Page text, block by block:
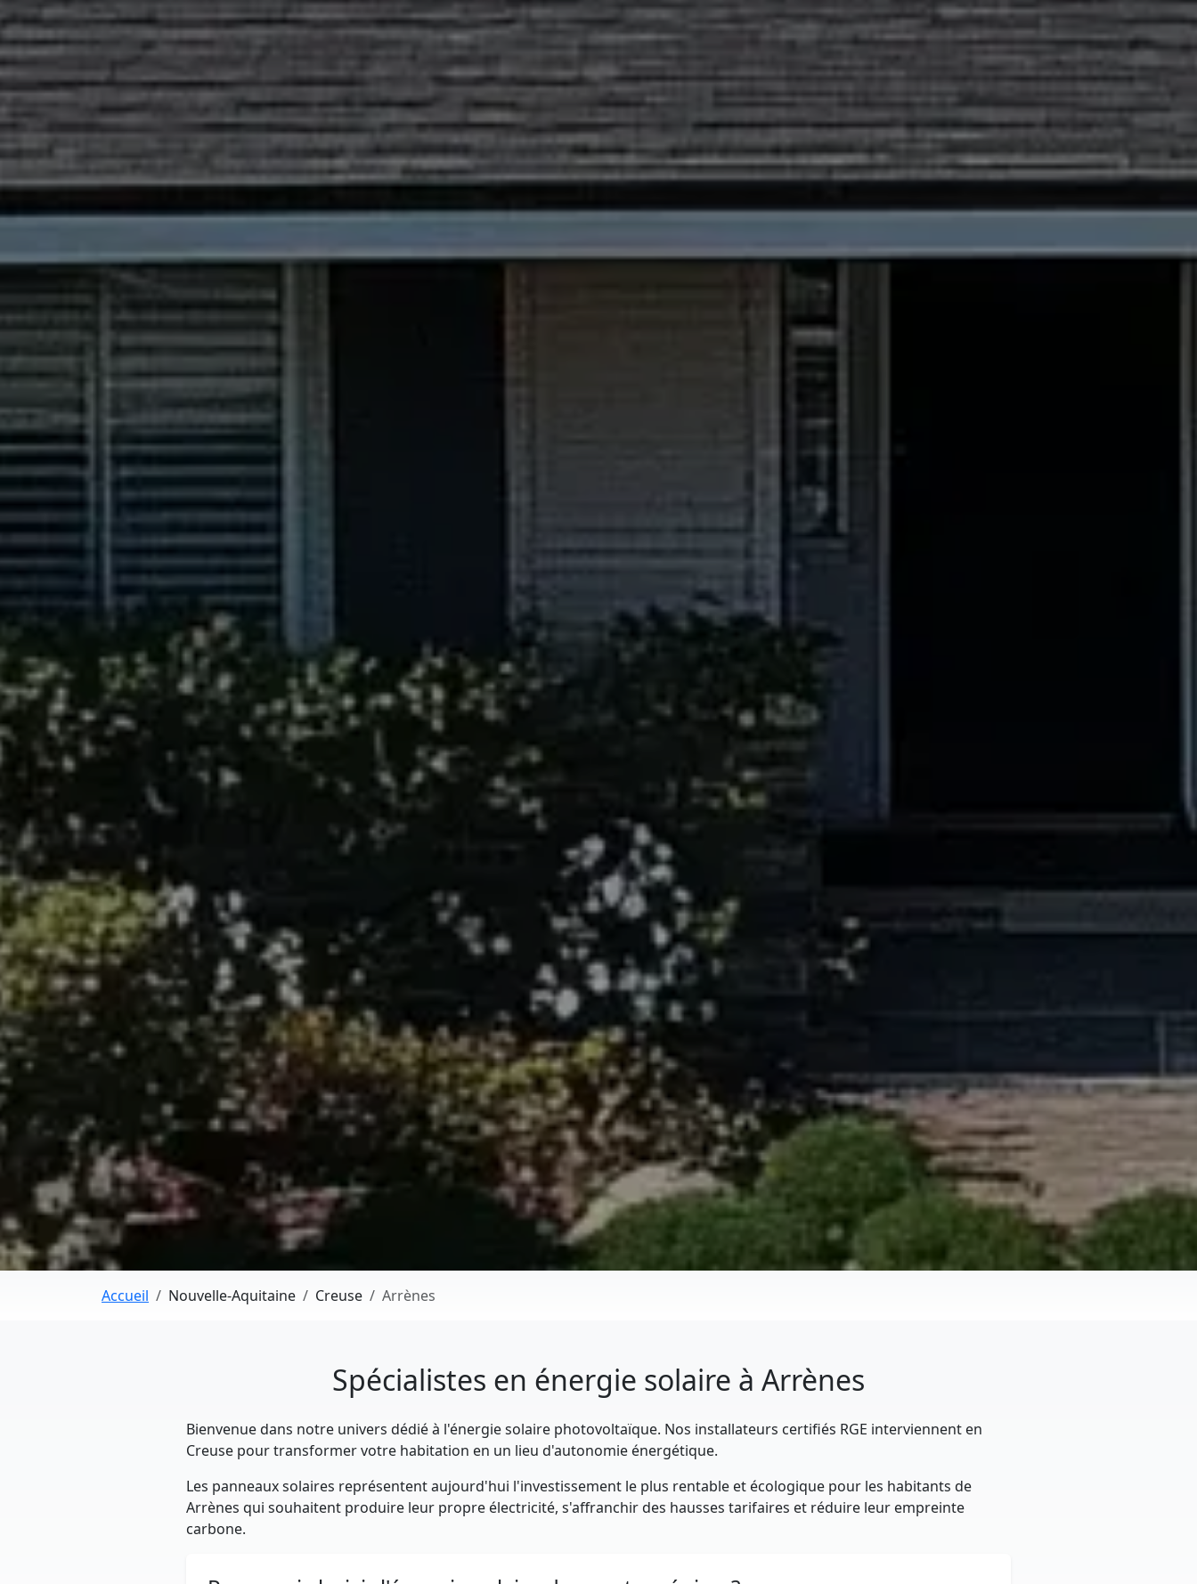
Accueil Nouvelle-Aquitaine Creuse Arrènes
Spécialistes en énergie solaire à Arrènes
Bienvenue dans notre univers dédié à l'énergie solaire photovoltaïque. Nos installateurs certifiés RGE interviennent en
Creuse pour transformer votre habitation en un lieu d'autonomie énergétique.
Les panneaux solaires représentent aujourd'hui l'investissement le plus rentable et écologique pour les habitants de
Arrènes qui souhaitent produire leur propre électricité, s'affranchir des hausses tarifaires et réduire leur empreinte
carbone.